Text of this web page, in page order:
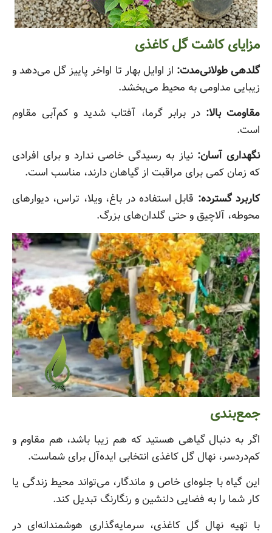
مزایای کاشت گل کاغذی
گلدهی طولانی‌مدت: از اوایل بهار تا اواخر پاییز گل می‌دهد و
زیبایی مداومی به محیط می‌بخشد.
مقاومت بالا: در برابر گرما، آفتاب شدید و کم‌آبی مقاوم
است.
نگهداری آسان: نیاز به رسیدگی خاصی ندارد و برای افرادی
که زمان کمی برای مراقبت از گیاهان دارند، مناسب است.
کاربرد گسترده: قابل استفاده در باغ، ویلا، تراس، دیوارهای
محوطه، آلاچیق و حتی گلدان‌های بزرگ.
جمع‌بندی
اگر به دنبال گیاهی هستید که هم زیبا باشد، هم مقاوم و
کم‌دردسر، نهال گل کاغذی انتخابی ایده‌آل برای شماست.
این گیاه با جلوه‌ای خاص و ماندگار، می‌تواند محیط زندگی یا
کار شما را به فضایی دلنشین و رنگارنگ تبدیل کند.
با تهیه نهال گل کاغذی، سرمایه‌گذاری هوشمندانه‌ای در